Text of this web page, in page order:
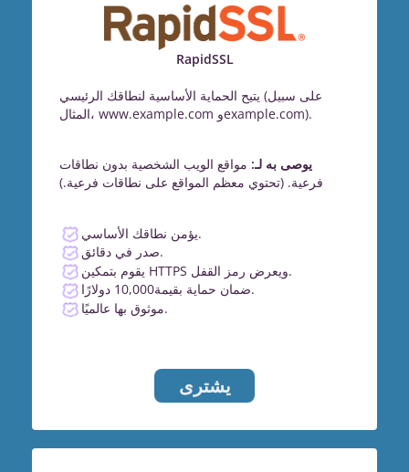
RapidSSL
يتيح الحماية الأساسية لنطاقك الرئيسي (على سبيل
المثال، www.example.com وexample.com).
يوصى به لـ: مواقع الويب الشخصية بدون نطاقات
فرعية. (تحتوي معظم المواقع على نطاقات فرعية.)
يؤمن نطاقك الأساسي.
صدر في دقائق.
يقوم بتمكين HTTPS ويعرض رمز القفل.
ضمان حماية بقيمة10,000 دولارًا.
موثوق بها عالميًا.
يشترى